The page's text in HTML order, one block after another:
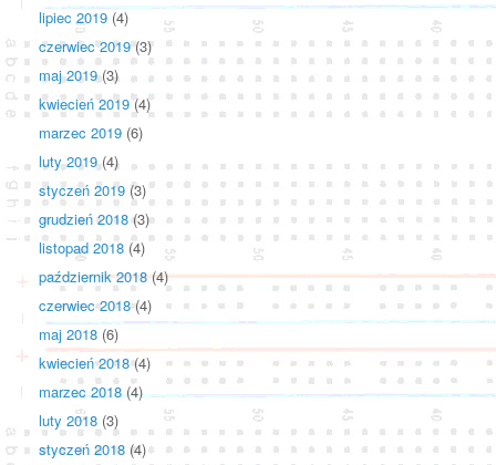
lipiec 2019(4)
czerwiec 2019(3)
maj 2019(3)
kwiecień 2019(4)
marzec 2019 (6)
luty 2019(4)
styczeń 2019 (3)
grudzień 2018(3)
listopad 2018 (4)
październik 2018(4)
czerwiec 2018(4)
maj 2018 (6)
kwiecień 2018(4)
marzec 2018(4)
luty 2018 (3)
styczeń 2018 (4)